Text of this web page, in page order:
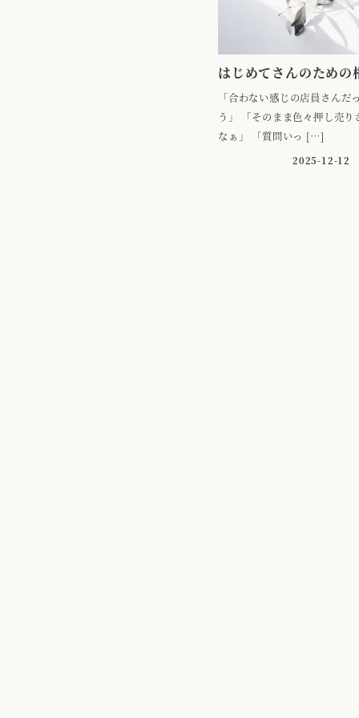
はじめてさんのための
「合わない感じの店員さんだ
う」 「そのまま色々押し売り
なぁ」 「質問いっ […]
2025-12-12